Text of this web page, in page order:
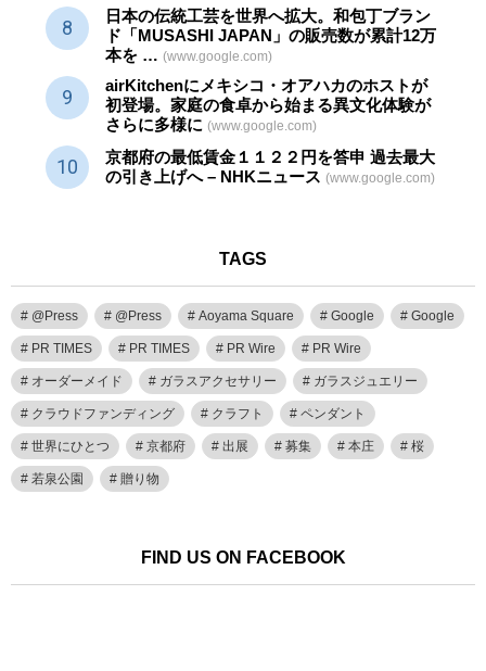
日本の伝統工芸を世界へ拡大。和包丁ブラン
ド「MUSASHI JAPAN」の販売数が累計12万
本を … (www.google.com)
airKitchenにメキシコ・オアハカのホストが
初登場。家庭の食卓から始まる異文化体験が
さらに多様に (www.google.com)
京都府の最低賃金１１２２円を答申 過去最大
の引き上げへ – NHKニュース (www.google.com)
TAGS
@Press @Press Aoyama Square Google Google
PR TIMES PR TIMES PR Wire PR Wire
オーダーメイド ガラスアクセサリー ガラスジュエリー
クラウドファンディング クラフト ペンダント
世界にひとつ 京都府 出展 募集 本庄 桜
若泉公園 贈り物
FIND US ON FACEBOOK